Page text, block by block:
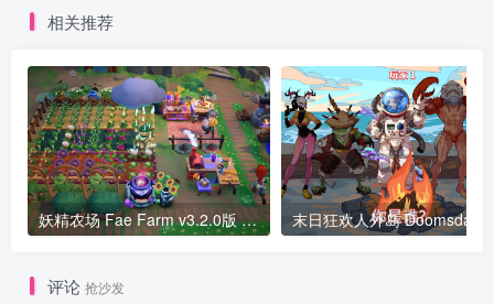
相关推荐
妖精农场 Fae Farm v3.2.0版 集成全DLC 官方中文
评论 抢沙发